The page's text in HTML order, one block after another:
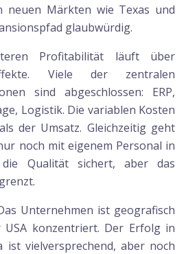
neuen Märkten wie Texas und
glaubwürdig.
Profitabilität läuft über
Viele der zentralen
sind abgeschlossen: ERP,
Logistik. Die variablen Kosten
der Umsatz. Gleichzeitig geht
noch mit eigenem Personal in
Qualität sichert, aber das
Unternehmen ist geografisch
konzentriert. Der Erfolg in
ist vielversprechend, aber noch